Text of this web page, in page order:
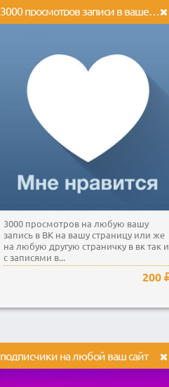
3000 просмотров записи в вашей группе или на вашей странице в социальной сети Вконтакте.
3000 просмотров на любую вашу
запись в ВК на вашу страницу или же
на любую другую страничку в вк так и
с записями в...
200
подписчики на любой ваш сайт